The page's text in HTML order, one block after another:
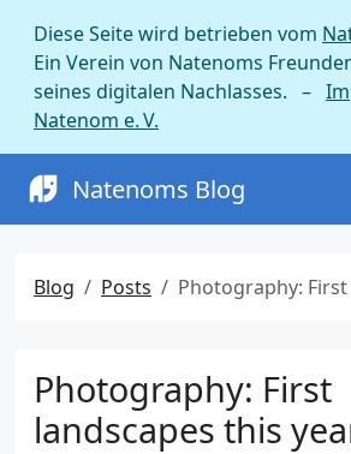
Diese Seite wird betrieben vom
Ein Verein von Natenoms
seines digitalen Nachlasses. –
Natenom e. V.
Natenoms Blog
Blog Posts Photography: First
Photography: First
landscapes this